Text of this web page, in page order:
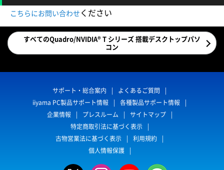
こちらにお問い合わせ ください
すべてのQuadro/NVIDIA® T シリーズ 搭載デスクトップパソ
コン
サポート・総合案内
よくあるご質問
iiyama PC製品サポート情報
各種製品サポート情報
企業情報
プレスルーム
サイトマップ
特定商取引法に基づく表示
古物営業法に基づく表示
利用規約
個人情報保護